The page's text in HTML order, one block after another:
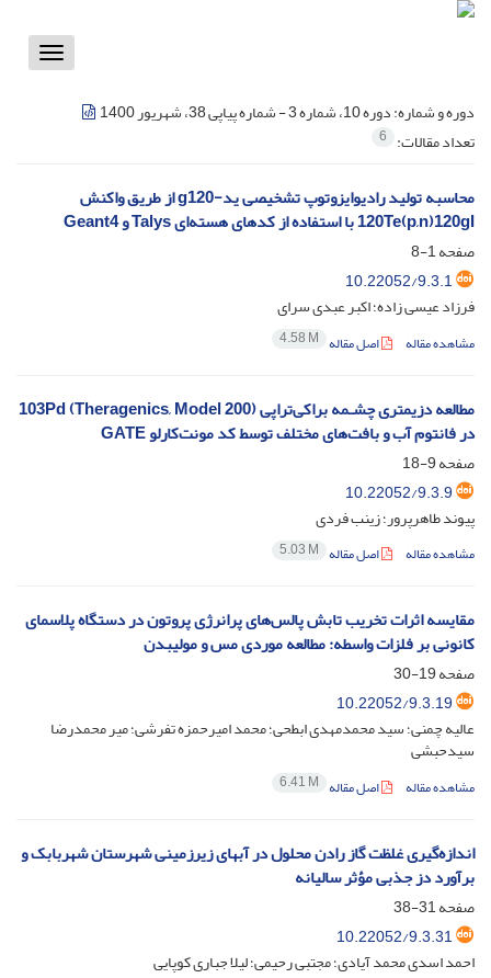
Toggle
دوره و شماره:دوره 10، شماره 3 - شماره پیاپی 38، شهریور 1400
تعداد مقالات: 6
محاسبه تولید رادیوایزوتوپ تشخیصی ید-g120 از طریق واکنش
120Te(p,n)120gI با استفاده از کدهای هسته‌ای Talys و Geant4
صفحه1-8
10.22052/9.3.1
فرزاد عیسی زاده؛ اکبر عبدی سرای
مشاهده مقاله اصل مقاله 4.58 M
مطالعه دزیمتری چشـمه براکی‌تراپی (Theragenics, Model 200) 103Pd
در فانتوم آب و بافت‌های مختلف توسط کد مونت‌کارلو GATE
صفحه9-18
10.22052/9.3.9
پیوند طاهرپرور؛ زینب فردی
مشاهده مقاله اصل مقاله 5.03 M
مقایسه اثرات تخریب تابش پالس‌های پرانرژی پروتون در دستگاه پلاسمای
کانونی بر فلزات واسطه: مطالعه موردی مس و مولیبدن
صفحه19-30
10.22052/9.3.19
عالیه چمنی؛ سید محمدمهدی ابطحی؛ محمد امیرحمزه تفرشی؛ میر محمدرضا
سیدحبشی
مشاهده مقاله اصل مقاله 6.41 M
اندازه‌‎گیری غلظت گاز رادن محلول در آب‎های زیرزمینی شهرستان شهربابک و
برآورد دز جذبی مؤثر سالیانه
صفحه31-38
10.22052/9.3.31
احمد اسدی محمد آیادی؛ مجتبی رحیمی؛ لیلا جباری کوپایی